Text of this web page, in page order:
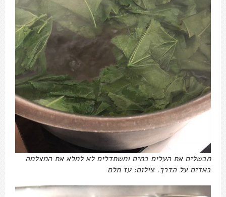
מבשלים את העלים במים ומשתדלים לא למלא את המצלמה
באדים על הדרך. צילום: עז תלם